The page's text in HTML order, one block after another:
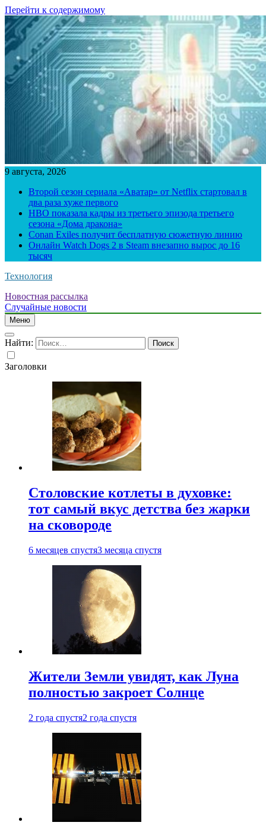
Перейти к содержимому
9 августа, 2026
Второй сезон сериала «Аватар» от Netflix стартовал в
два раза хуже первого
HBO показала кадры из третьего эпизода третьего
сезона «Дома дракона»
Conan Exiles получит бесплатную сюжетную линию
Онлайн Watch Dogs 2 в Steam внезапно вырос до 16
тысяч
Технология
Новостная рассылка
Случайные новости
Меню
Найти:
Заголовки
Столовские котлеты в духовке:
тот самый вкус детства без жарки
на сковороде
6 месяцев спустя3 месяца спустя
Жители Земли увидят, как Луна
полностью закроет Солнце
2 года спустя2 года спустя